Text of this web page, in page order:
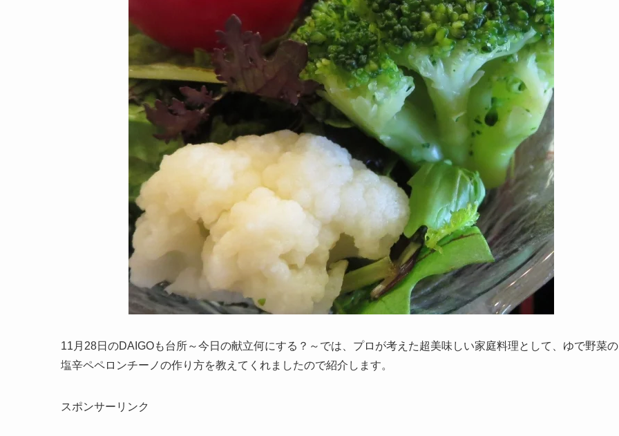
11月28日のDAIGOも台所～今日の献立何にする？～では、プロが考えた超美味しい家庭料理として、ゆで野菜の
塩辛ペペロンチーノの作り方を教えてくれましたので紹介します。
スポンサーリンク